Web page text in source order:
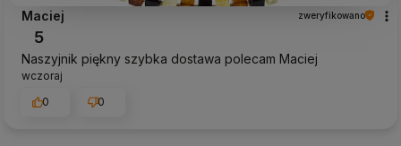
Maciej zweryfikowano
5
Naszyjnik piękny szybka dostawa polecam Maciej
wczoraj
0
0